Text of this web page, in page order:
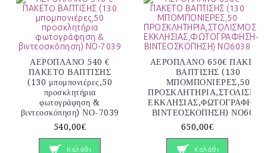
ΑΕΡΟΠΛΑΝΟ 540 €
ΠΑΚΕΤO ΒΑΠΤΙΣΗΣ
(130 μπομπονιέρες,50
προσκλητήρια
φωτογράφηση &
βιντεοσκόπηση) ΝΟ-7039
540,00€
Καλάθι
ΑΕΡΟΠΛΑΝΟ 650€ ΠΑΚΕΤΟ
ΒΑΠΤΙΣΗΣ (130
ΜΠΟΜΠΟΝΙΕΡΕΣ,50
ΒΙΝΤΕΟΣΚΟΠΗΣΗ) ΝΟ6038
650,00€
Καλάθι